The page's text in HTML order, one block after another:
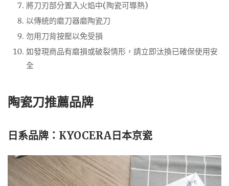
將刀刃部分置入火焰中(陶瓷可導熱)
以傳統的磨刀器磨陶瓷刀
勿用刀背按壓以免受損
如發現商品有磨損或破裂情形，請立即汰換已確保使用安
全
陶瓷刀推薦品牌
日系品牌：KYOCERA日本京瓷